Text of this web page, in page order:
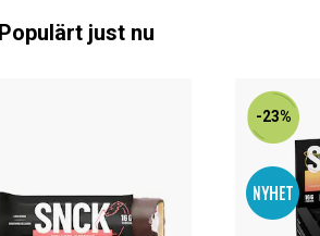
Populärt just nu
-23%